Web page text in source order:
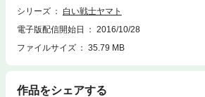
シリーズ
白い戦士ヤマト
電子版配信開始日
2016/10/28
ファイルサイズ
35.79 MB
作品をシェアする